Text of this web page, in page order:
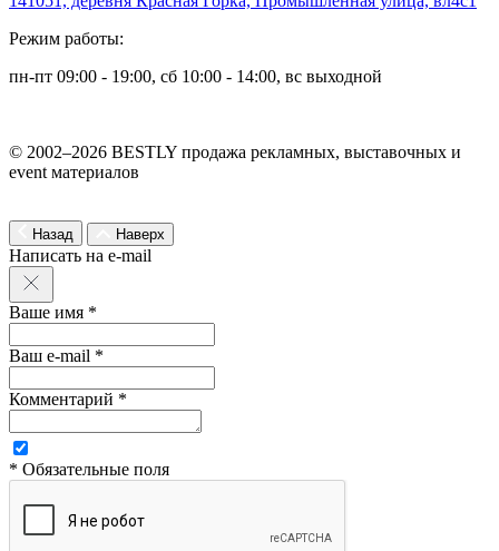
Режим работы:
пн-пт 09:00 - 19:00, сб 10:00 - 14:00, вс выходной
© 2002–2026 BESTLY продажа рекламных, выставочных и
event материалов
Назад Наверх
Написать на e-mail
Ваше имя *
Ваш e-mail *
Комментарий *
* Обязательные поля